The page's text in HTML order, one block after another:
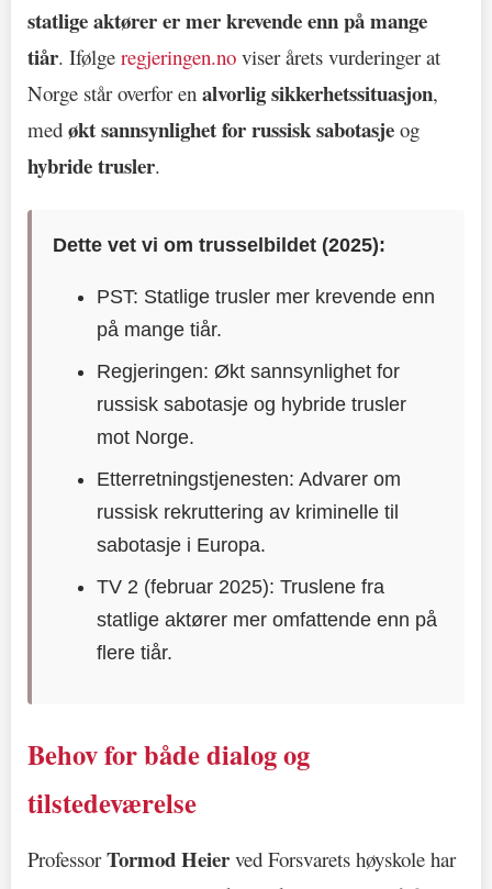
statlige aktører er mer krevende enn på mange
tiår. Ifølge regjeringen.no viser årets vurderinger at
Norge står overfor en alvorlig sikkerhetssituasjon,
med økt sannsynlighet for russisk sabotasje og
hybride trusler.
Dette vet vi om trusselbildet (2025):
PST: Statlige trusler mer krevende enn
på mange tiår.
Regjeringen: Økt sannsynlighet for
russisk sabotasje og hybride trusler
mot Norge.
Etterretningstjenesten: Advarer om
russisk rekruttering av kriminelle til
sabotasje i Europa.
TV 2 (februar 2025): Truslene fra
statlige aktører mer omfattende enn på
flere tiår.
Behov for både dialog og
tilstedeværelse
ProfessorTormod Heier ved Forsvarets høyskole har